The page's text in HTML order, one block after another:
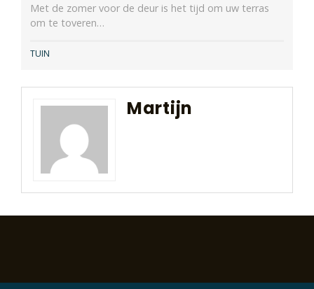
Met de zomer voor de deur is het tijd om uw terras
om te toveren…
TUIN
Martijn